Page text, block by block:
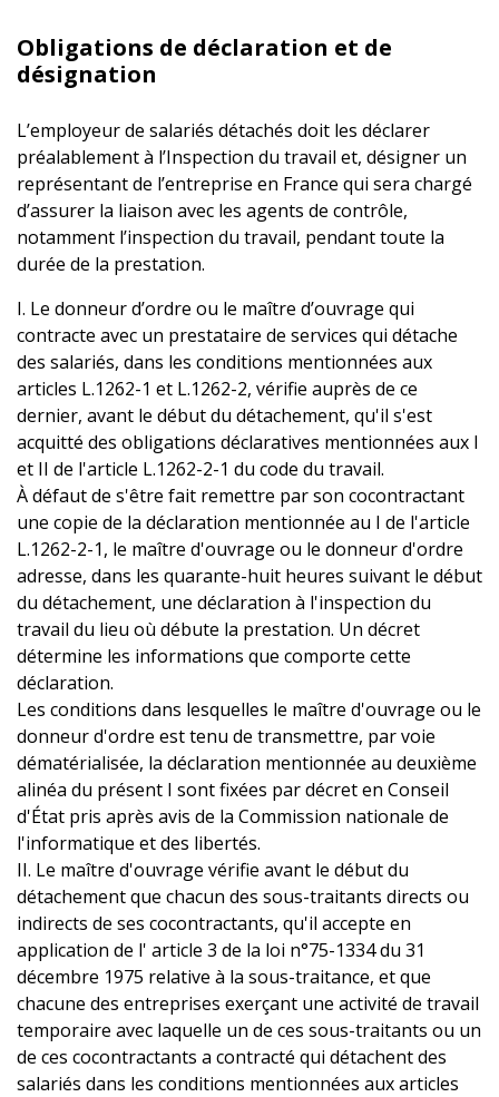
Obligations de déclaration et de
désignation
L’employeur de salariés détachés doit les déclarer
préalablement à l’Inspection du travail et, désigner un
représentant de l’entreprise en France qui sera chargé
d’assurer la liaison avec les agents de contrôle,
notamment l’inspection du travail, pendant toute la
durée de la prestation.
I. Le donneur d’ordre ou le maître d’ouvrage qui
contracte avec un prestataire de services qui détache
des salariés, dans les conditions mentionnées aux
articles L.1262-1 et L.1262-2, vérifie auprès de ce
dernier, avant le début du détachement, qu'il s'est
acquitté des obligations déclaratives mentionnées aux I
et II de l'article L.1262-2-1 du code du travail.
À défaut de s'être fait remettre par son cocontractant
une copie de la déclaration mentionnée au I de l'article
L.1262-2-1, le maître d'ouvrage ou le donneur d'ordre
adresse, dans les quarante-huit heures suivant le début
du détachement, une déclaration à l'inspection du
travail du lieu où débute la prestation. Un décret
détermine les informations que comporte cette
déclaration.
Les conditions dans lesquelles le maître d'ouvrage ou le
donneur d'ordre est tenu de transmettre, par voie
dématérialisée, la déclaration mentionnée au deuxième
alinéa du présent I sont fixées par décret en Conseil
d'État pris après avis de la Commission nationale de
l'informatique et des libertés.
II. Le maître d'ouvrage vérifie avant le début du
détachement que chacun des sous-traitants directs ou
indirects de ses cocontractants, qu'il accepte en
application de l' article 3 de la loi n°75-1334 du 31
décembre 1975 relative à la sous-traitance, et que
chacune des entreprises exerçant une activité de travail
temporaire avec laquelle un de ces sous-traitants ou un
de ces cocontractants a contracté qui détachent des
salariés dans les conditions mentionnées aux articles